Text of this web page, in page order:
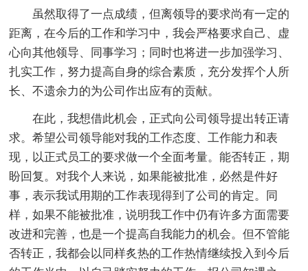
虽然取得了一点成绩，但离领导的要求尚有一定的
距离，在今后的工作和学习中，我会严格要求自己、虚
心向其他领导、同事学习；同时也将进一步加强学习、
扎实工作，努力提高自身的综合素质，充分发挥个人所
长、不遗余力的为公司作出应有的贡献。
在此，我想借此机会，正式向公司领导提出转正请
求。希望公司领导能对我的工作态度、工作能力和表
现，以正式员工的要求做一个全面考量。能否转正，期
盼回复。对我个人来说，如果能被批准，必然是件好
事，表示我试用期的工作表现得到了公司的肯定。同
样，如果不能被批准，说明我工作中仍有许多方面需要
改进和完善，也是一个提高自我能力的机会。但不管能
否转正，我都会以同样炙热的工作热情继续投入到今后